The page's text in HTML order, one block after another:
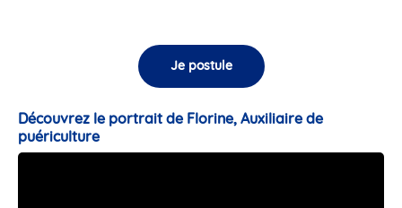
Je postule
Découvrez le portrait de Florine, Auxiliaire de
puériculture